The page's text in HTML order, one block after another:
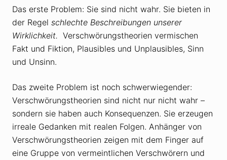
Das erste Problem: Sie sind nicht wahr. Sie bieten in
der Regel schlechte Beschreibungen unserer
Wirklichkeit. Verschwörungstheorien vermischen
Fakt und Fiktion, Plausibles und Unplausibles, Sinn
und Unsinn.
Das zweite Problem ist noch schwerwiegender:
Verschwörungstheorien sind nicht nur nicht wahr –
sondern sie haben auch Konsequenzen. Sie erzeugen
irreale Gedanken mit realen Folgen. Anhänger von
Verschwörungstheorien zeigen mit dem Finger auf
eine Gruppe von vermeintlichen Verschwörern und